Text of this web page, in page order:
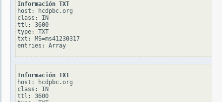
Información TXT
host: hcdpbc.org
class: IN
ttl: 3600
type: TXT
txt: MS=ms41230317
Información TXT
host: hcdpbc.org
class: IN
ttl: 3600